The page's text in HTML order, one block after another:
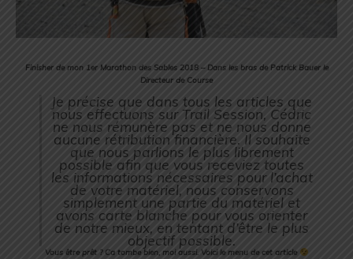
Finisher de mon 1er Marathon des Sables 2018 – Dans les bras de Patrick Bauer le
Directeur de Course
Je précise que dans tous les articles que
nous effectuons sur Trail Session, Cédric
ne nous rémunère pas et ne nous donne
aucune rétribution financière. Il souhaite
que nous parlions le plus librement
possible afin que vous receviez toutes
les informations nécessaires pour l’achat
de votre matériel, nous conservons
simplement une partie du matériel et
avons carte blanche pour vous orienter
de notre mieux, en tentant d’être le plus
objectif possible.
Vous être prêt ? Ca tombe bien, moi aussi. Voici le menu de cet article